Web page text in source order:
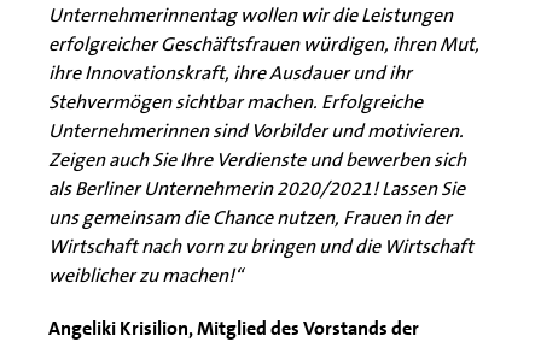
Unternehmerinnentag wollen wir die Leistungen
erfolgreicher Geschäftsfrauen würdigen, ihren Mut,
ihre Innovationskraft, ihre Ausdauer und ihr
Stehvermögen sichtbar machen. Erfolgreiche
Unternehmerinnen sind Vorbilder und motivieren.
Zeigen auch Sie Ihre Verdienste und bewerben sich
als Berliner Unternehmerin 2020/2021! Lassen Sie
uns gemeinsam die Chance nutzen, Frauen in der
Wirtschaft nach vorn zu bringen und die Wirtschaft
weiblicher zu machen!“
Angeliki Krisilion, Mitglied des Vorstands der